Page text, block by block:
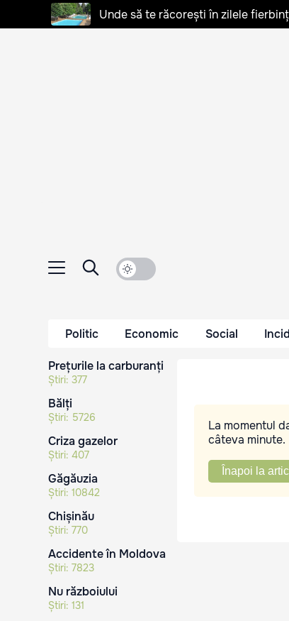
Unde să te răcorești în zilele
Politic Economic Social
Prețurile la carburanți
Știri: 377
Bălți
Știri: 5726
Criza gazelor
Știri: 407
Găgăuzia
Știri: 10842
Chișinău
Știri: 770
Accidente în Moldova
Știri: 7823
Nu războiului
Știri: 131
La momentul
câteva minute.
Înapoi la